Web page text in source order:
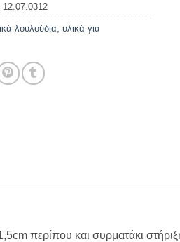
12.07.0312
λουλούδια υλικά για
περίπου και συρματάκι